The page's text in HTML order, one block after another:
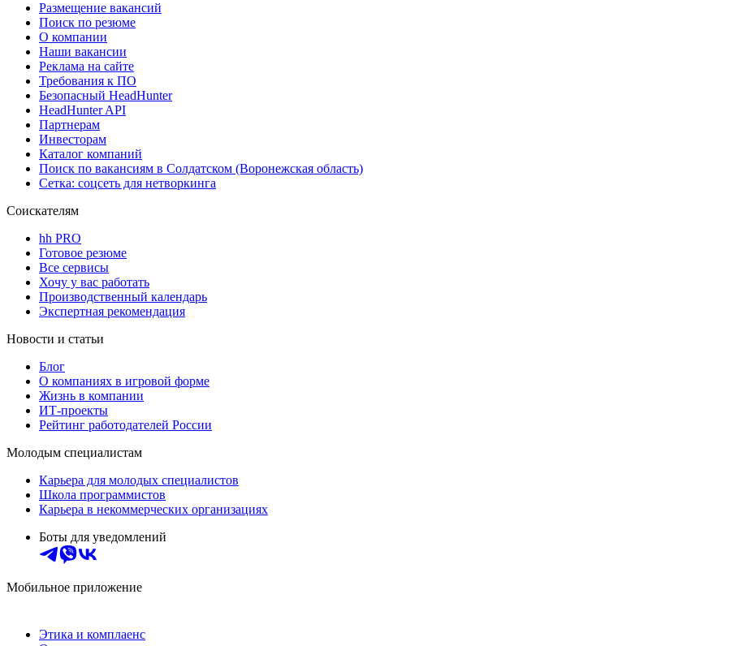
Размещение вакансий
Поиск по резюме
О компании
Наши вакансии
Реклама на сайте
Требования к ПО
Безопасный HeadHunter
HeadHunter API
Партнерам
Инвесторам
Каталог компаний
Поиск по вакансиям в Солдатском (Воронежская область)
Сетка: соцсеть для нетворкинга
Соискателям
hh PRO
Готовое резюме
Все сервисы
Хочу у вас работать
Производственный календарь
Экспертная рекомендация
Новости и статьи
Блог
О компаниях в игровой форме
Жизнь в компании
ИТ-проекты
Рейтинг работодателей России
Молодым специалистам
Карьера для молодых специалистов
Школа программистов
Карьера в некоммерческих организациях
Боты для уведомлений
Мобильное приложение
Этика и комплаенс